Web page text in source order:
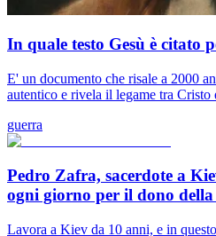
In quale testo Gesù è citato
E' un documento che risale a 2000
autentico e rivela il legame tra Cristo
guerra
Pedro Zafra, sacerdote a
ogni giorno per il dono
Lavora a Kiev da 10 anni, e in